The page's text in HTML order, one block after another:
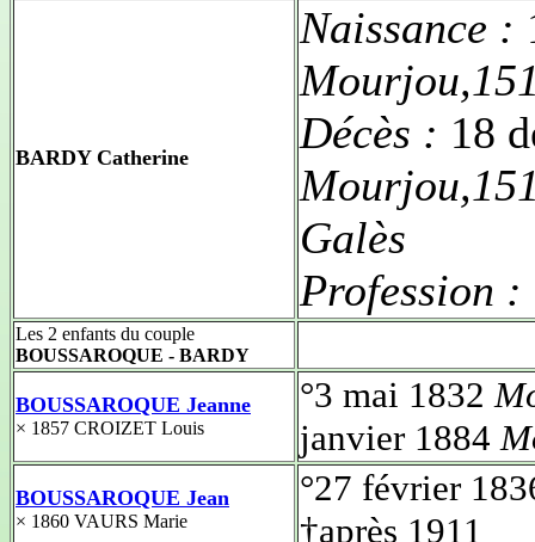
BARDY Catherine
Naissance :
Décès : 18
Galès
Profession :
Les 2 enfants du couple
BOUSSAROQUE - BARDY
BOUSSAROQUE Jeanne
× 1857 CROIZET Louis
°3 mai 1832
janvier 1884
BOUSSAROQUE Jean
× 1860 VAURS Marie
°27 février
†après 1911